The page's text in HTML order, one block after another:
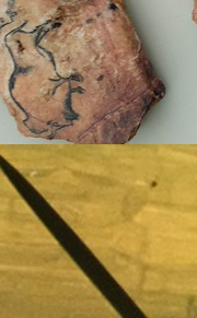
Proyectos